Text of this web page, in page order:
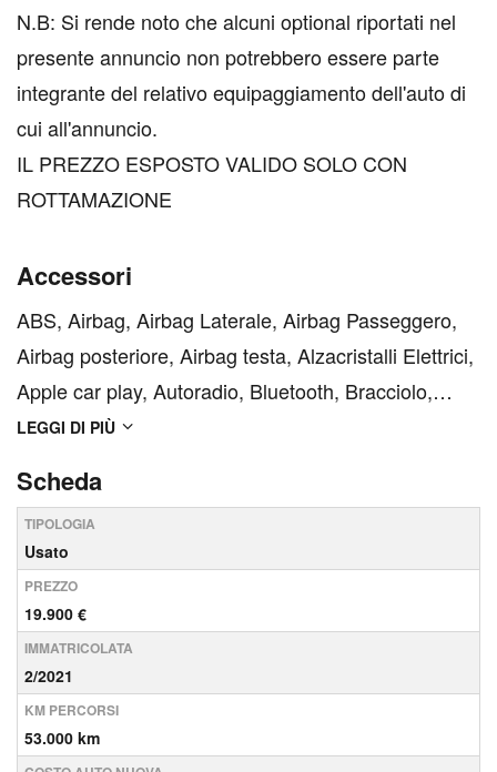
N.B: Si rende noto che alcuni optional riportati nel
presente annuncio non potrebbero essere parte
integrante del relativo equipaggiamento dell'auto di
cui all'annuncio.
IL PREZZO ESPOSTO VALIDO SOLO CON
ROTTAMAZIONE
Accessori
ABS, Airbag, Airbag Laterale, Airbag Passeggero,
Airbag posteriore, Airbag testa, Alzacristalli Elettrici,
Apple car play, Autoradio, Bluetooth, Bracciolo,
Cerchi in Lega, Chiusura Centralizzata, Chiusura
Automatico, Comandi al volante, Comandi vocali,
Com...
LEGGI DI PIÙ
Scheda
TIPOLOGIA
Usato
PREZZO
19.900 €
IMMATRICOLATA
2/2021
KM PERCORSI
53.000 km